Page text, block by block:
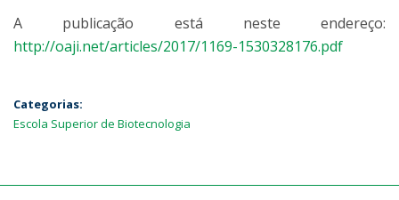
A publicação está neste endereço:
http://oaji.net/articles/2017/1169-1530328176.pdf
Categorias:
Escola Superior de Biotecnologia